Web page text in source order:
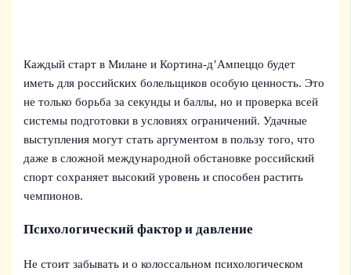
Каждый старт в Милане и Кортина-д’Ампеццо будет
иметь для российских болельщиков особую ценность. Это
не только борьба за секунды и баллы, но и проверка всей
системы подготовки в условиях ограничений. Удачные
выступления могут стать аргументом в пользу того, что
даже в сложной международной обстановке российский
спорт сохраняет высокий уровень и способен растить
чемпионов.
Психологический фактор и давление
Не стоит забывать и о колоссальном психологическом